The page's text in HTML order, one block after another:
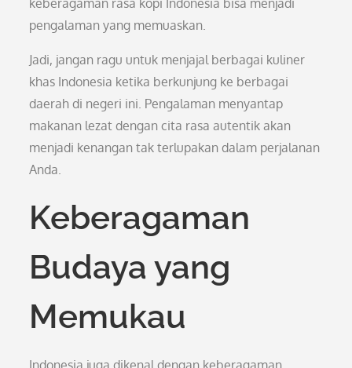
keberagaman rasa kopi Indonesia bisa menjadi
pengalaman yang memuaskan.
Jadi, jangan ragu untuk menjajal berbagai kuliner
khas Indonesia ketika berkunjung ke berbagai
daerah di negeri ini. Pengalaman menyantap
makanan lezat dengan cita rasa autentik akan
menjadi kenangan tak terlupakan dalam perjalanan
Anda.
Keberagaman
Budaya yang
Memukau
Indonesia juga dikenal dengan keberagaman